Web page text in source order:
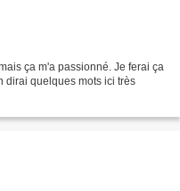
ça m'a passionné. Je ferai ça
dirai quelques mots ici très